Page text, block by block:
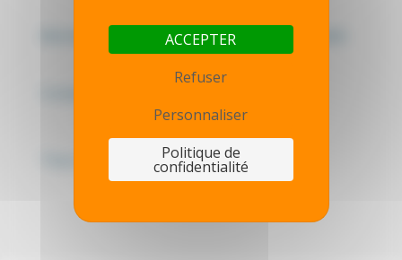
Mentions légales - Politique de confidentialité
ACCEPTER
Refuser
Personnaliser
Politique de
confidentialité